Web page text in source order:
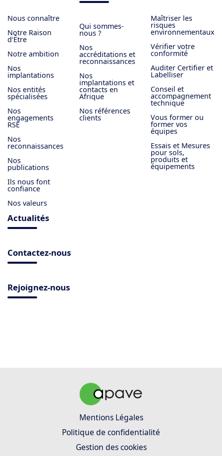
Nous connaître
Notre Raison
d'Être
Notre ambition
Nos
implantations
Nos entités
spécialisées
Nos
engagements
RSE
Nos
reconnaissances
Nos
publications
Ils nous font
confiance
Nos valeurs
Qui sommes-
nous ?
Nos
accréditations et
reconnaissances
Nos
implantations et
contacts en
Afrique
Nos références
clients
Maîtriser les
risques
environnementaux
Vérifier votre
conformité
Auditer Certifier et
Labelliser
Conseil et
accompagnement
technique
Vous former ou
former vos
équipes
Essais et Mesures
pour sols,
produits et
équipements
Actualités
Contactez-nous
Rejoignez-nous
Mentions Légales
Politique de confidentialité
Gestion des cookies